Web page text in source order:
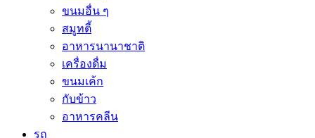
ขนมอื่น ๆ
สมูทตี้
อาหารนานาชาติ
เครื่องดื่ม
ขนมเค้ก
กับข้าว
อาหารคลีน
รถ